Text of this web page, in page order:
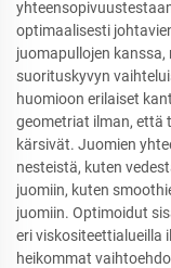
optimaalisesti
juomapullojen
suorituskyvyn
huomioon erilaiset
geometriat ilman, että
kärsivät. Juomien
nesteistä, kuten
juomiin, kuten
juomiin. Optimoidut
eri viskositeettialueilla
heikommat